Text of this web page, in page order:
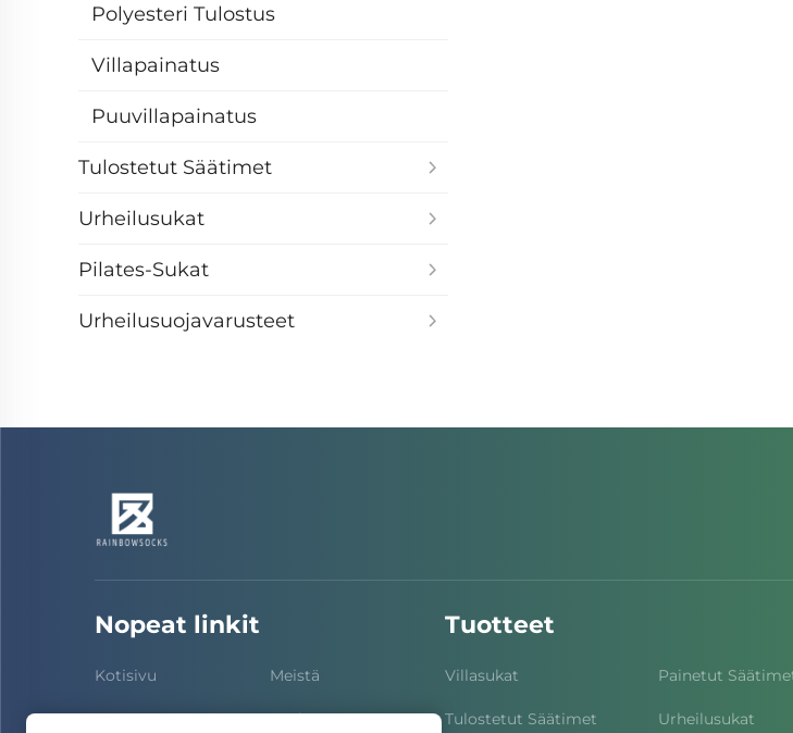
Polyesteri Tulostus
Villapainatus
Puuvillapainatus
Tulostetut Säätimet
Urheilusukat
Pilates-Sukat
Urheilusuojavarusteet
Nopeat linkit
Kotisivu Meistä
Tuotteet Uutiset
Tuotteet
Villasukat Painetut
Tulostetut Säätimet Urheilusukat